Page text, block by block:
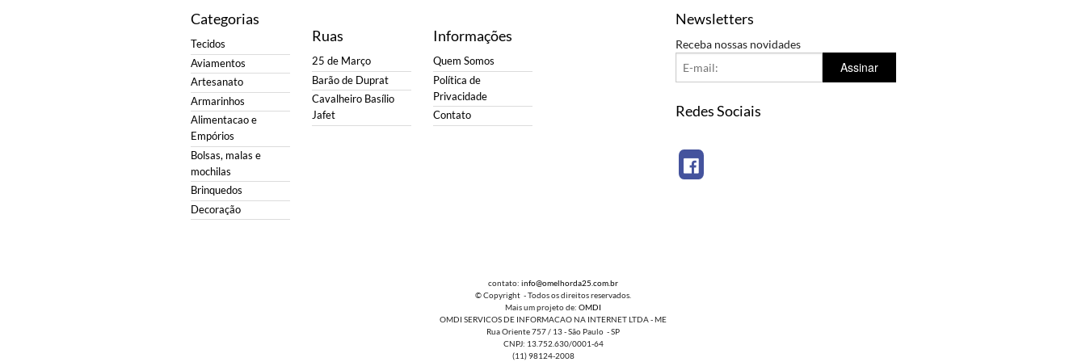
Categorias
Tecidos
Aviamentos
Artesanato
Armarinhos
Alimentacao e
Empórios
Bolsas, malas e
mochilas
Brinquedos
Decoração
Ruas
25 de Março
Barão de Duprat
Cavalheiro Basílio
Jafet
Informações
Quem Somos
Política de
Privacidade
Contato
Newsletters
Receba nossas novidades
Assinar
Redes Sociais
contato: info@omelhorda25.com.br
© Copyright - Todos os direitos reservados.
Mais um projeto de: OMDI
OMDI SERVICOS DE INFORMACAO NA INTERNET LTDA - ME
Rua Oriente 757 / 13 - São Paulo - SP
CNPJ: 13.752.630/0001-64
(11) 98124-2008